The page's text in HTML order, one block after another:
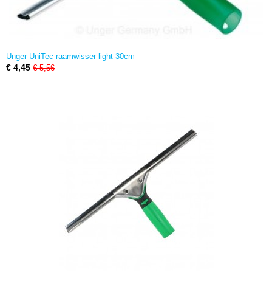
Unger UniTec raamwisser light 30cm
€ 4,45 € 5,56